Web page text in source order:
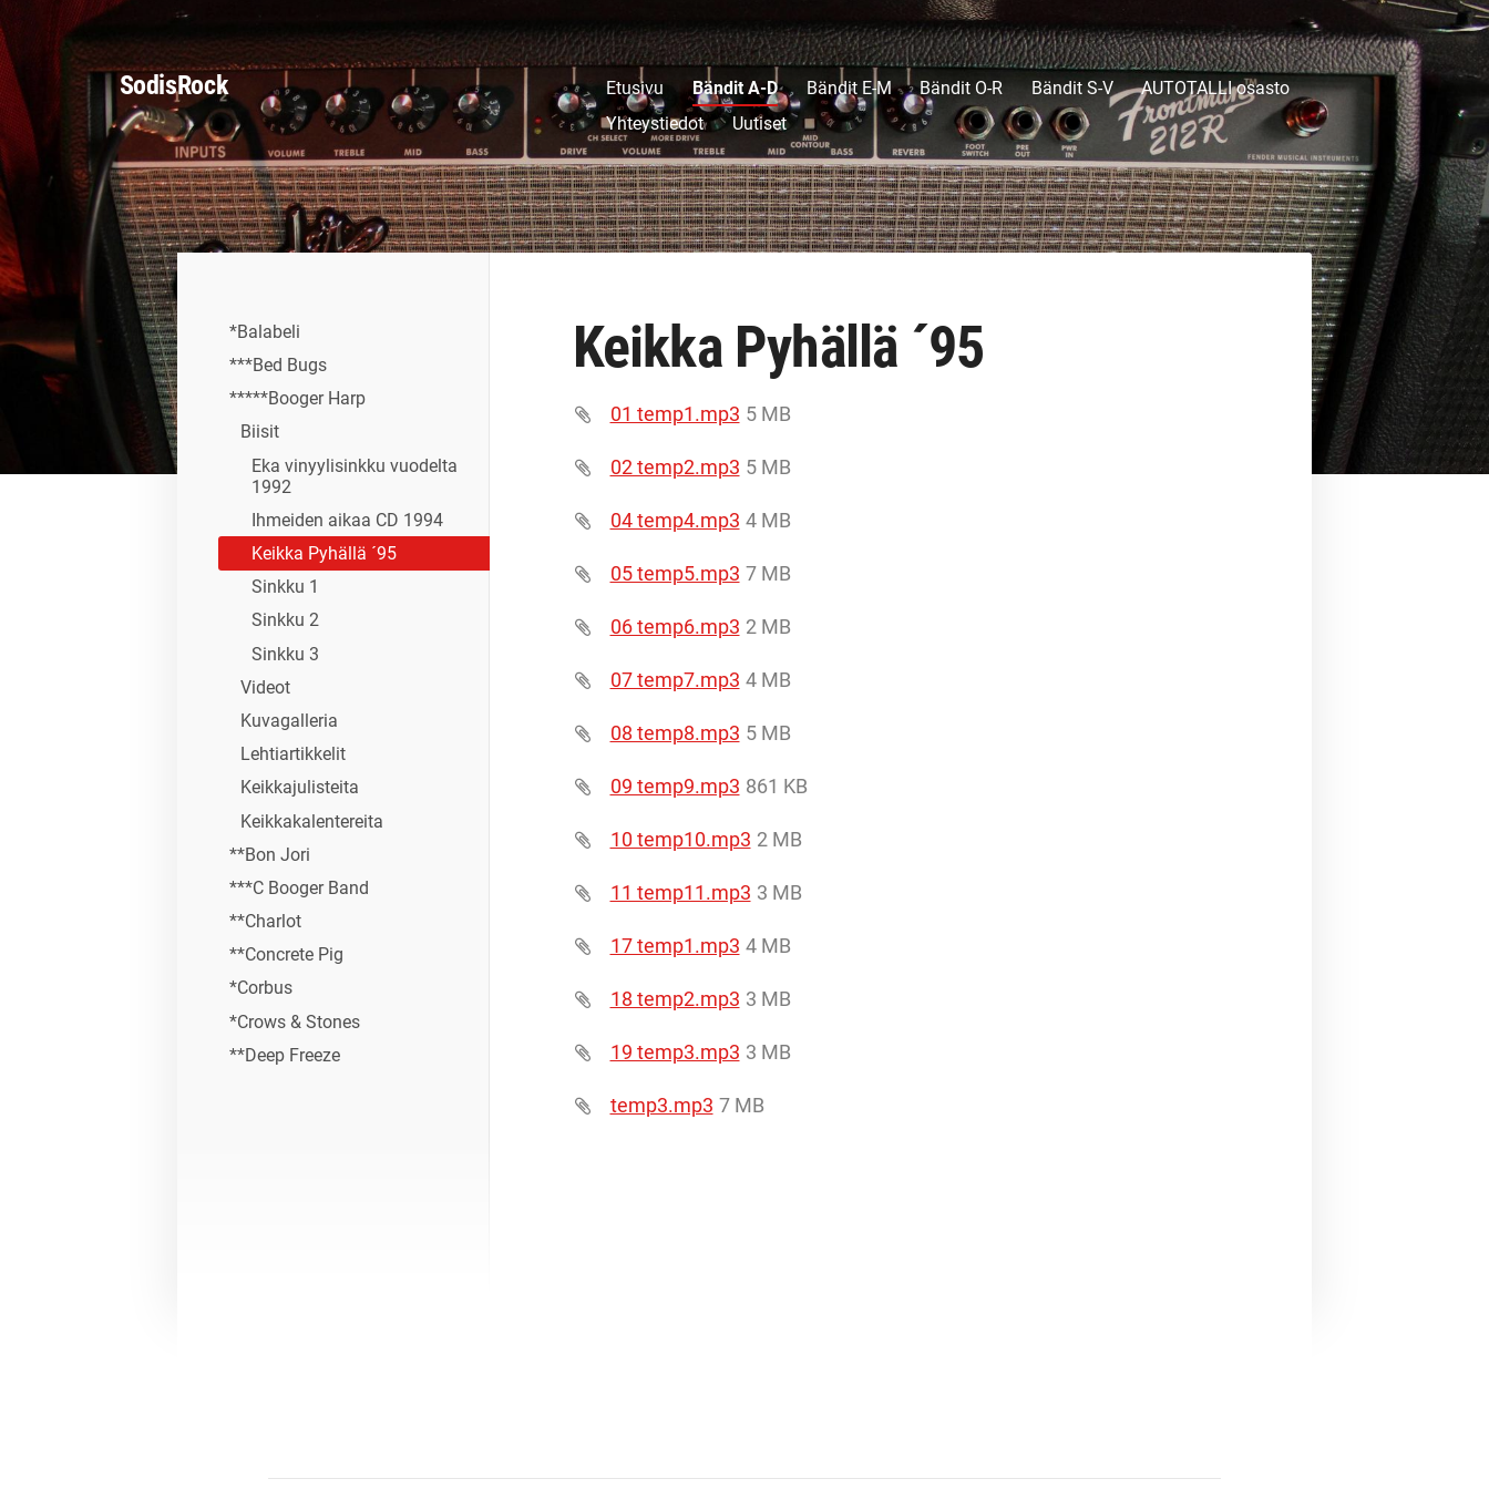
sivun
sisältöön
SodisRock Etusivu Bändit A-D Bändit E-M Bändit O-R Bändit S-V
AUTOTALLI osasto
Yhteystiedot
Uutiset
*Balabeli
***Bed Bugs
*****Booger Harp
Biisit
Eka vinyylisinkku vuodelta
1992
Ihmeiden aikaa CD 1994
Keikka Pyhällä ´95
Sinkku 1
Sinkku 2
Sinkku 3
Videot
Kuvagalleria
Lehtiartikkelit
Keikkajulisteita
Keikkakalentereita
**Bon Jori
***C Booger Band
**Charlot
**Concrete Pig
*Corbus
*Crows & Stones
**Deep Freeze
Keikka Pyhällä ´95
01 temp1.mp3 5 MB
02 temp2.mp3 5 MB
04 temp4.mp3 4 MB
05 temp5.mp3 7 MB
06 temp6.mp3 2 MB
07 temp7.mp3 4 MB
08 temp8.mp3 5 MB
09 temp9.mp3 861 KB
10 temp10.mp3 2 MB
11 temp11.mp3 3 MB
17 temp1.mp3 4 MB
18 temp2.mp3 3 MB
19 temp3.mp3 3 MB
temp3.mp3 7 MB